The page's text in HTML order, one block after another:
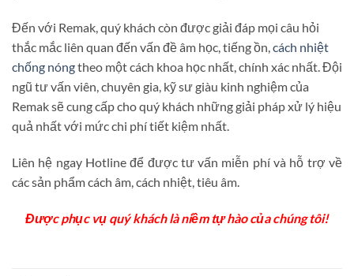
Đến với Remak, quý khách còn được giải đáp mọi câu hỏi
thắc mắc liên quan đến vấn đề âm học, tiếng ồn,cách nhiệt
chống nóngtheo một cách khoa học nhất, chính xác nhất. Đội
ngũ tư vấn viên, chuyên gia, kỹ sư giàu kinh nghiệm của
Remak sẽ cung cấp cho quý khách những giải pháp xử lý hiệu
quả nhất với mức chi phí tiết kiệm nhất.
Liên hệ ngay Hotline để được tư vấn miễn phí và hỗ trợ về
các sản phẩm cách âm, cách nhiệt, tiêu âm.
Được phục vụ quý khách là niềm tự hào của chúng tôi!